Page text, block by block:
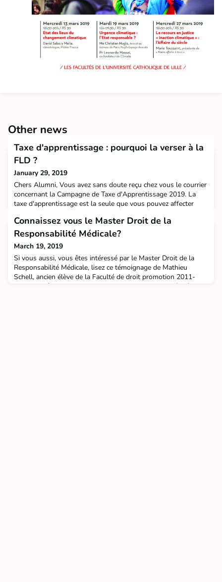
Other news
Taxe d'apprentissage : pourquoi la verser à la
FLD ?
January 29, 2019
Chers Alumni, Vous avez sans doute reçu chez vous le courrier
concernant la Campagne de Taxe d'Apprentissage 2019. La
taxe d'apprentissage est la seule que vous pouvez affecter
a notamment financé : Le lancement de cette plateforme mise
à disposition des anciens et très prochainement des étudiants,
L'ouverture du Master Droit et Gest
Connaissez vous le Master Droit de la
Responsabilité Médicale?
March 19, 2019
Si vous aussi, vous êtes intéressé par le Master Droit de la
Responsabilité Médicale, lisez ce témoignage de Mathieu
Schell, ancien élève de la Faculté de droit promotion 2011-
2012 " Après mon master II droit de la responsabilité médicale